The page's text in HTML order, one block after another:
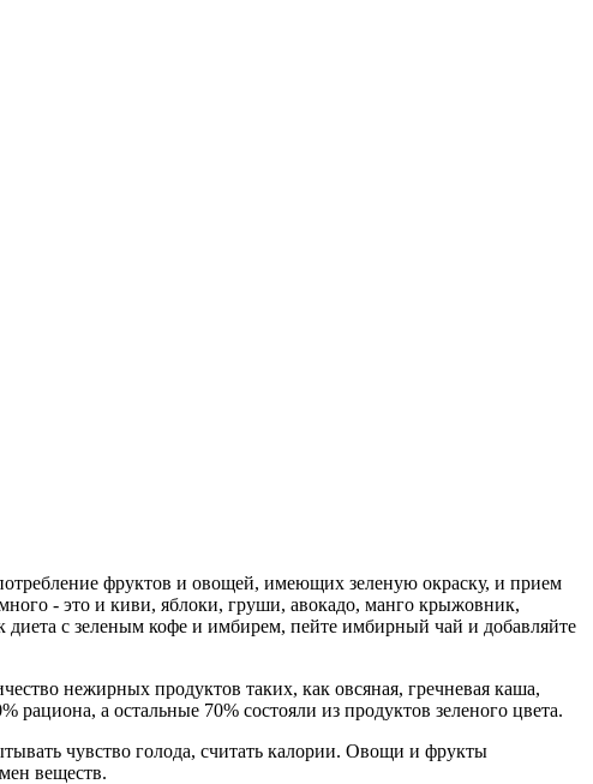
фруктов и овощей, имеющих зеленую окраску, и прием
- это и киви, яблоки, груши, авокадо, манго крыжовник,
диета с зеленым кофе и имбирем, пейте имбирный чай и добавляйте
нежирных продуктов таких, как овсяная, гречневая каша,
а остальные 70% состояли из продуктов зеленого цвета.
чувство голода, считать калории. Овощи и фрукты
веществ.